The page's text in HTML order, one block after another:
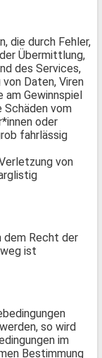
die durch Fehler,
Übermittlung,
des Services,
Daten, Viren
am Gewinnspiel
Schäden vom
oder
fahrlässig
von
dem Recht der
ist
so wird
im
Bestimmung